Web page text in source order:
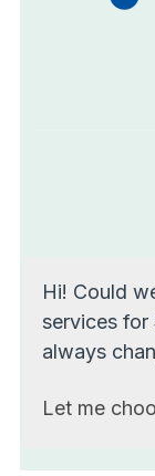
Hi! Could
services for
always
Let me